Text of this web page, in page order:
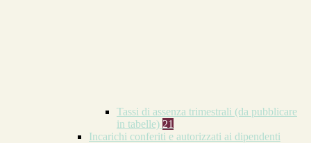
Tassi di assenza trimestrali (da pubblicare
in tabelle) 21
Incarichi conferiti e autorizzati ai dipendenti